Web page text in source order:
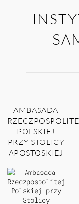
AMBASADA
POLSKIEJ
PRZY STOLICY
APOSTOSKIEJ